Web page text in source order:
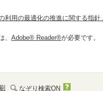
利用の最適化の推進に関する指
、 Adobe® Reader®が必要です。
なぞり検索ON